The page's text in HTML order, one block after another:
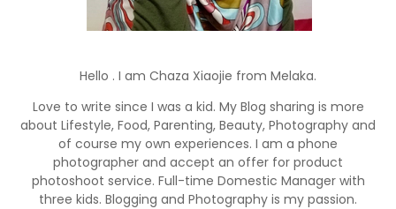
sumber : e-zakat.com
Hello . I am Chaza Xiaojie from Melaka.
Love to write since I was a kid. My Blog sharing is more
about Lifestyle, Food, Parenting, Beauty, Photography and
of course my own experiences. I am a phone
photographer and accept an offer for product
photoshoot service. Full-time Domestic Manager with
three kids. Blogging and Photography is my passion.